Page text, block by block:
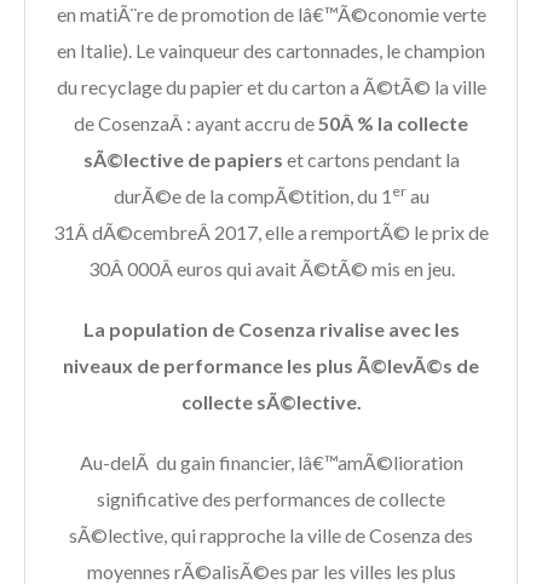
en matiÃ¨re de promotion de lâ€™Ã©conomie verte
en Italie). Le vainqueur des cartonnades, le champion
du recyclage du papier et du carton a Ã©tÃ© la ville
de CosenzaÂ : ayant accru de50Â % la collecte
sÃ©lective de papiers et cartons pendant la
durÃ©e de la compÃ©tition, du 1 erau
31Â dÃ©cembreÂ 2017, elle a remportÃ© le prix de
30Â 000Â euros qui avait Ã©tÃ© mis en jeu.
La population de Cosenza rivalise avec les
niveaux de performance les plus Ã©levÃ©s de
collecte sÃ©lective.
Au-delÃ du gain financier, lâ€™amÃ©lioration
significative des performances de collecte
sÃ©lective, qui rapproche la ville de Cosenza des
moyennes rÃ©alisÃ©es par les villes les plus